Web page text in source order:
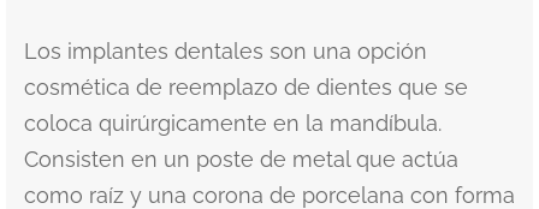
Los implantes dentales son una opción
cosmética de reemplazo de dientes que se
coloca quirúrgicamente en la mandíbula.
Consisten en un poste de metal que actúa
como raíz y una corona de porcelana con forma